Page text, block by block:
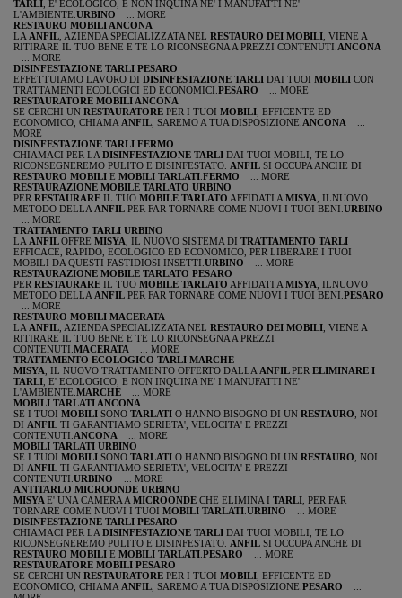
TARLI , E' ECOLOGICO, E NON INQUINA NE' I MANUFATTI NE'
L'AMBIENTE. URBINO
... MORE
RESTAURO MOBILI ANCONA
LA ANFIL , AZIENDA SPECIALIZZATA NEL RESTAURO DEI MOBILI , VIENE A
RITIRARE IL TUO BENE E TE LO RICONSEGNA A PREZZI CONTENUTI. ANCONA
... MORE
DISINFESTAZIONE TARLI PESARO
EFFETTUIAMO LAVORO DI DISINFESTAZIONE TARLI DAI TUOI MOBILI CON
TRATTAMENTI ECOLOGICI ED ECONOMICI. PESARO
... MORE
RESTAURATORE MOBILI ANCONA
SE CERCHI UN RESTAURATORE PER I TUOI MOBILI , EFFICENTE ED
ECONOMICO, CHIAMA ANFIL , SAREMO A TUA DISPOSIZIONE. ANCONA
MORE
DISINFESTAZIONE TARLI FERMO
CHIAMACI PER LA DISINFESTAZIONE TARLI DAI TUOI MOBILI, TE LO
RICONSEGNEREMO PULITO E DISINFESTATO. ANFIL SI OCCUPA ANCHE DI
RESTAURO MOBILI E MOBILI TARLATI FERMO
... MORE
RESTAURAZIONE MOBILE TARLATO URBINO
PER RESTAURARE IL TUO MOBILE TARLATO AFFIDATI A MISYA , ILNUOVO
METODO DELLA ANFIL PER FAR TORNARE COME NUOVI I TUOI BENI. URBINO
... MORE
TRATTAMENTO TARLI URBINO
LA ANFILOFFRE MISYA , IL NUOVO SISTEMA DI TRATTAMENTO TARLI
EFFICACE, RAPIDO, ECOLOGICO ED ECONOMICO, PER LIBERARE I TUOI
MOBILI DA QUESTI FASTIDIOSI INSETTI. URBINO
... MORE
RESTAURAZIONE MOBILE TARLATO PESARO
PER RESTAURARE IL TUO MOBILE TARLATO AFFIDATI A MISYA , ILNUOVO
METODO DELLA ANFIL PER FAR TORNARE COME NUOVI I TUOI BENI. PESARO
... MORE
RESTAURO MOBILI MACERATA
LA ANFIL , AZIENDA SPECIALIZZATA NEL RESTAURO DEI MOBILI , VIENE A
RITIRARE IL TUO BENE E TE LO RICONSEGNA A PREZZI
CONTENUTI. MACERATA
... MORE
TRATTAMENTO ECOLOGICO TARLI MARCHE
MISYA , IL NUOVO TRATTAMENTO OFFERTO DALLA ANFILPER ELIMINARE I
TARLI , E' ECOLOGICO, E NON INQUINA NE' I MANUFATTI NE'
L'AMBIENTE. MARCHE
... MORE
MOBILI TARLATI ANCONA
SE I TUOI MOBILI SONO TARLATI O HANNO BISOGNO DI UN RESTAURO , NOI
DI ANFIL TI GARANTIAMO SERIETA', VELOCITA' E PREZZI
CONTENUTI. ANCONA
... MORE
MOBILI TARLATI URBINO
SE I TUOI MOBILI SONO TARLATI O HANNO BISOGNO DI UN RESTAURO , NOI
DI ANFIL TI GARANTIAMO SERIETA', VELOCITA' E PREZZI
CONTENUTI. URBINO
... MORE
ANTITARLO MICROONDE URBINO
MISYA E' UNA CAMERA A MICROONDE CHE ELIMINA I TARLI , PER FAR
TORNARE COME NUOVI I TUOI MOBILI TARLATI URBINO
... MORE
DISINFESTAZIONE TARLI PESARO
CHIAMACI PER LA DISINFESTAZIONE TARLI DAI TUOI MOBILI, TE LO
RICONSEGNEREMO PULITO E DISINFESTATO. ANFIL SI OCCUPA ANCHE DI
RESTAURO MOBILI E MOBILI TARLATI PESARO
... MORE
RESTAURATORE MOBILI PESARO
SE CERCHI UN RESTAURATORE PER I TUOI MOBILI , EFFICENTE ED
ECONOMICO, CHIAMA ANFIL , SAREMO A TUA DISPOSIZIONE. PESARO